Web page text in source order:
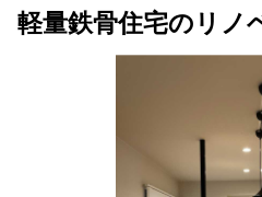
軽量鉄骨住宅のリノ